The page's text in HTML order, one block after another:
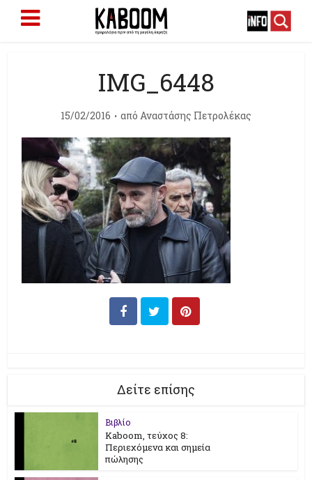
IMG_6448
15/02/2016 από Αναστάσης Πετρολέκας
Δείτε επίσης
Βιβλίο
Kaboom, τεύχος 8:
Περιεχόμενα και σημεία
πώλησης